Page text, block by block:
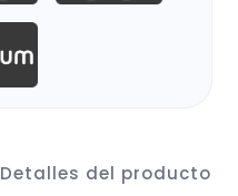
Detalles del producto